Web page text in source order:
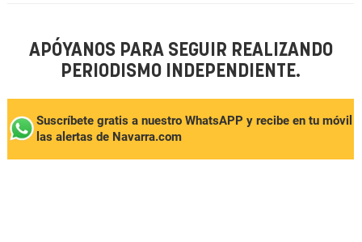
APÓYANOS PARA SEGUIR REALIZANDO
PERIODISMO INDEPENDIENTE.
Suscríbete gratis a nuestro WhatsAPP y recibe en tu móvil
las alertas de Navarra.com